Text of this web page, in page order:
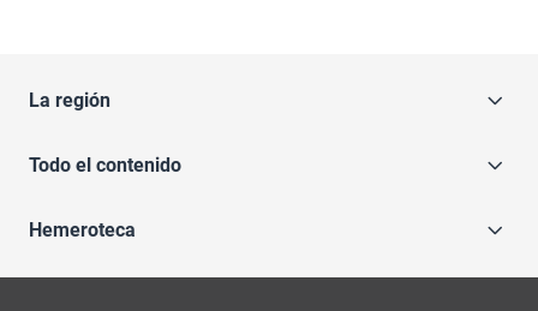
La región
Todo el contenido
Hemeroteca